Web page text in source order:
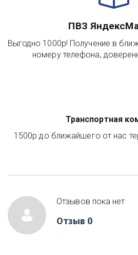
ПВЗ
Выгодно 1000р! Получение в
номеру телефона,
Транспортная
1500р до ближайшего от нас
Отзыв 0
.
Отзывов пока нет